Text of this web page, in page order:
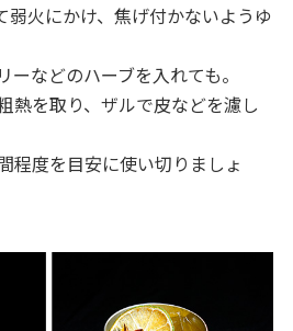
火にかけ、焦げ付かないようゆ
などのハーブを入れても。
熱を取り、ザルで皮などを濾し
度を目安に使い切りましょ